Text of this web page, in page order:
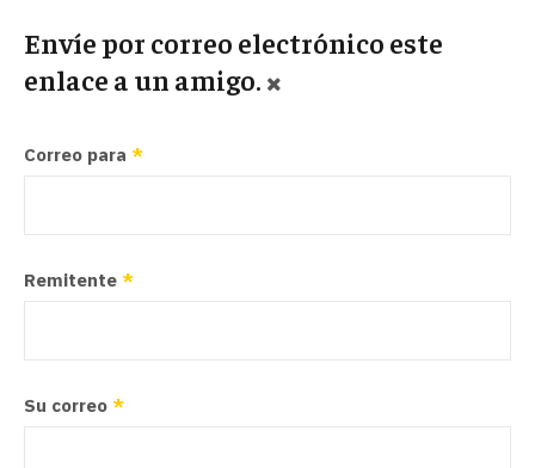
Envíe por correo electrónico este
enlace a un amigo.
Correo para *
Remitente *
Su correo *